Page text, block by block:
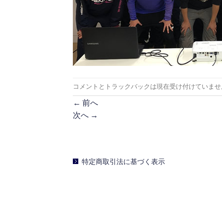
コメントとトラックバックは現在受け付けていま
← 前へ
次へ →
特定商取引法に基づく表示